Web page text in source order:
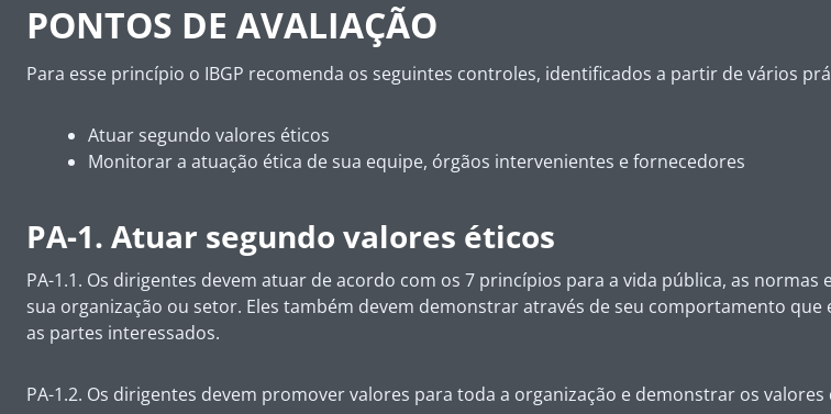
PONTOS DE AVALIAÇÃO
Para esse princípio o IBGP recomenda os seguintes controles, identificados a partir de vários
Atuar segundo valores éticos
Monitorar a atuação ética de sua equipe, órgãos intervenientes e fornecedores
PA-1. Atuar segundo valores éticos
PA-1.1. Os dirigentes devem atuar de acordo com os 7 princípios para a vida pública, as
sua organização ou setor. Eles também devem demonstrar através de seu comportamento
as partes interessados.
PA-1.2. Os dirigentes devem promover valores para toda a organização e demonstrar os